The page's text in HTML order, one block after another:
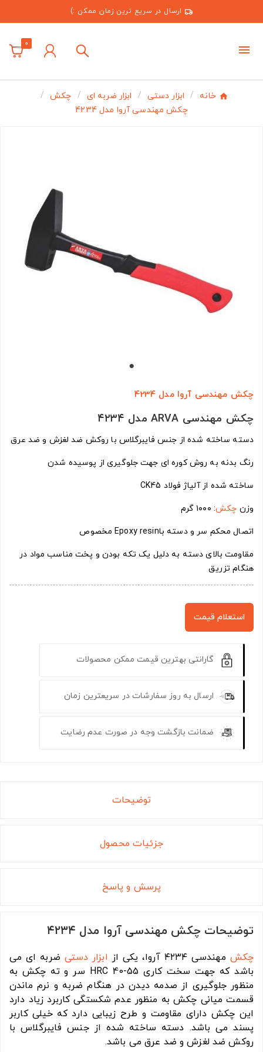
ارسال در سریع ترین زمان ممکن :)
0
خانه ابزار دستی ابزار ضربه ای
چکش
چکش مهندسی آروا مدل 4234
چکش مهندسی آروا مدل 4234
چکش مهندسی ARVA مدل ۴۲۳۴
دسته ساخته شده از جنس فایبرگلاس با روکش ضد لغزش و ضد عرق
رنگ بدنه به روش کوره ای جهت جلوگیری از پوسیده شدن
ساخته شده از آلیاژ فولاد CK45
وزن چکش: ۱۰۰۰ گرم
اتصال محکم سر و دسته باEpoxy resin مخصوص
مقاومت بالای دسته به دلیل یک تکه بودن و پخت مناسب مواد در
هنگام تزریق
استعلام قیمت
گارانتی بهترین قیمت ممکن محصولات
ارسال به روز سفارشات در سریعترین زمان
ضمانت بازگشت وجه در صورت عدم رضایت
توضیحات
جزئیات محصول
پرسش و پاسخ
توضیحات چکش مهندسی آروا مدل ۴۲۳۴
چکش مهندسی ۴۲۳۴ آروا، یکی از ابزار دستی ضربه ای می
باشد که جهت سخت کاری 55-40 HRC سر و ته چکش به
منظور جلوگیری از صدمه دیدن در هنگام ضربه و نرم ماندن
قسمت میانی چکش به منظور عدم شکستگی کاربرد زیاد دارد
این چکش دارای مقاومت و طرح زیبایی دارد که خیلی کاربر
پسند می باشد. دسته ساخته شده از جنس فایبرگلاس با
روکش ضد لغزش و ضد عرق می باشد.